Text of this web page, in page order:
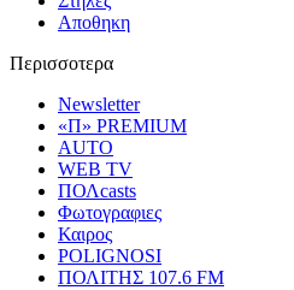
Αποθηκη
Περισσοτερα
Newsletter
«Π» PREMIUM
AUTO
WEB TV
ΠΟΛcasts
Φωτογραφιες
Καιρος
POLIGNOSI
ΠΟΛΙΤΗΣ 107.6 FM